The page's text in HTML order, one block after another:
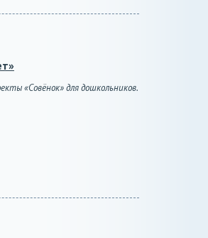
«Совёнок» для дошкольников.